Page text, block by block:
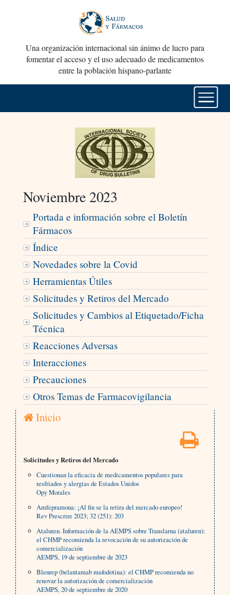
Una organización internacional sin ánimo de lucro para
fomentar el acceso y el uso adecuado de medicamentos
entre la población hispano-parlante
Noviembre 2023
Portada e información sobre el Boletín
Fármacos
Índice
Novedades sobre la Covid
Herramientas Útiles
Solicitudes y Retiros del Mercado
Solicitudes y Cambios al Etiquetado/Ficha
Técnica
Reacciones Adversas
Interacciones
Precauciones
Otros Temas de Farmacovigilancia
Inicio
Solicitudes y Retiros del Mercado
Cuestionan la eficacia de medicamentos populares para
resfriados y alergias de Estados Unidos
Opy Morales
Amfepramona: ¡Al fin se la retira del mercado europeo!
Rev Prescrire 2023; 32 (251): 203
Ataluren. Información de la AEMPS sobre Translarna (ataluren):
el CHMP recomienda la revocación de su autorización de
comercialización
AEMPS, 19 de septiembre de 2023
Blenrep (belantamab mafodotina): el CHMP recomienda no
renovar la autorización de comercialización
AEMPS, 20 de septiembre de 2020